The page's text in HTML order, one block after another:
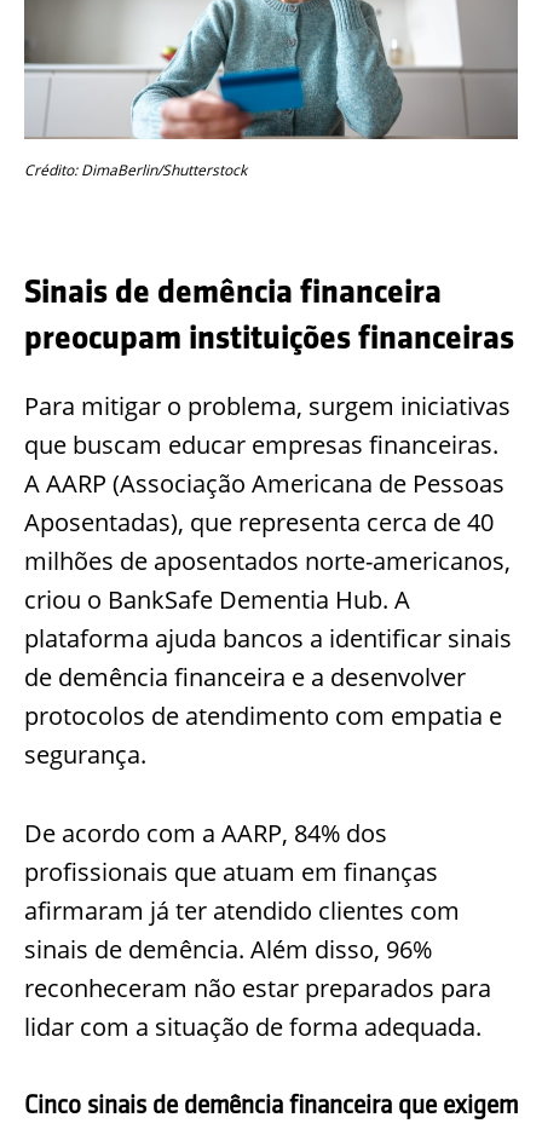
Crédito: DimaBerlin/Shutterstock
Sinais de demência financeira
preocupam instituições financeiras
Para mitigar o problema, surgem iniciativas
que buscam educar empresas financeiras.
A AARP (Associação Americana de Pessoas
Aposentadas), que representa cerca de 40
milhões de aposentados norte-americanos,
criou o BankSafe Dementia Hub. A
plataforma ajuda bancos a identificar sinais
de demência financeira e a desenvolver
protocolos de atendimento com empatia e
segurança.
De acordo com a AARP, 84% dos
profissionais que atuam em finanças
afirmaram já ter atendido clientes com
sinais de demência. Além disso, 96%
reconheceram não estar preparados para
lidar com a situação de forma adequada.
Cinco sinais de demência financeira que exigem